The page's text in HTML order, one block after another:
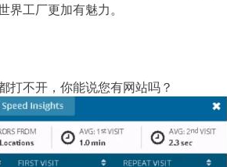
工厂更加有魅力。
打不开，你能说您有网站吗？